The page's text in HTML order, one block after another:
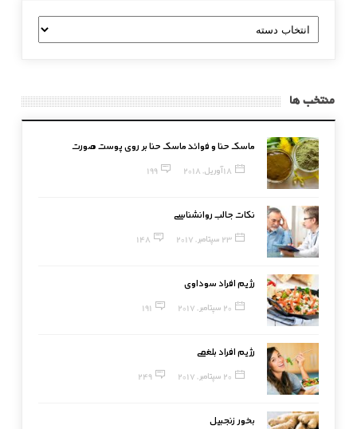
دسته
بندی
منتخب ها
ماسک حنا و فوائد ماسک حنا بر روی پوست صورت
18 آوریل, 2018 199
نکات جالب روانشناسی
23 سپتامبر, 2017 148
رژیم افراد سوداوی
20 سپتامبر, 2017 191
رژیم افراد بلغمی
20 سپتامبر, 2017 249
بخور زنجبیل